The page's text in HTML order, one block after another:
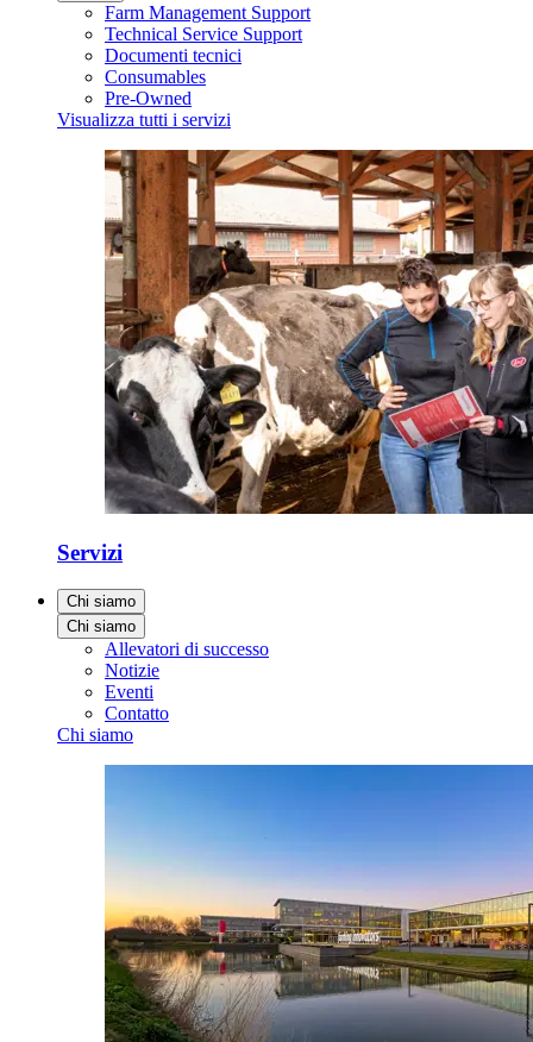
Farm Management Support
Technical Service Support
Documenti tecnici
Consumables
Pre-Owned
Visualizza tutti i servizi
Servizi
Chi siamo
Chi siamo
Allevatori di successo
Notizie
Eventi
Contatto
Chi siamo